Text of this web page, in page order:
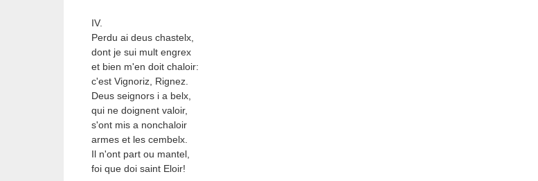
IV.
Perdu ai deus chastelx,
dont je sui mult engrex
et bien m'en doit chaloir:
c'est Vignoriz, Rignez.
Deus seignors i a belx,
qui ne doignent valoir,
s'ont mis a nonchaloir
armes et les cembelx.
Il n'ont part ou mantel,
foi que doi saint Eloir!